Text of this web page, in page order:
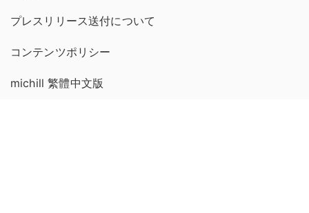
プレスリリース送付について
コンテンツポリシー
michill 繁體中文版